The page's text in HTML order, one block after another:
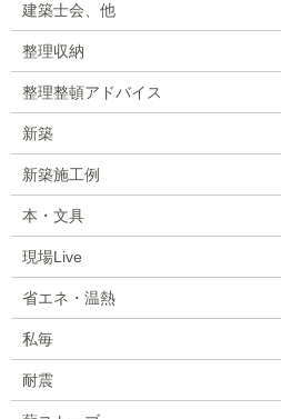
建築士会、他
整理収納
整理整頓アドバイス
新築
新築施工例
本・文具
現場Live
省エネ・温熱
私毎
耐震